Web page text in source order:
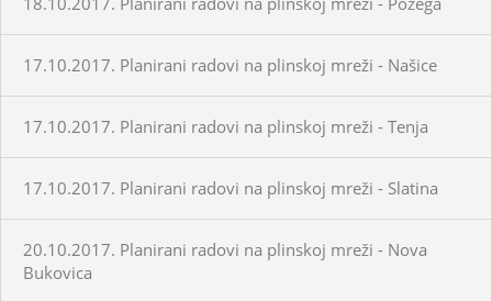
17.10.2017. Planirani radovi na plinskoj mreži - Našice
17.10.2017. Planirani radovi na plinskoj mreži - Tenja
17.10.2017. Planirani radovi na plinskoj mreži - Slatina
20.10.2017. Planirani radovi na plinskoj mreži - Nova
Bukovica